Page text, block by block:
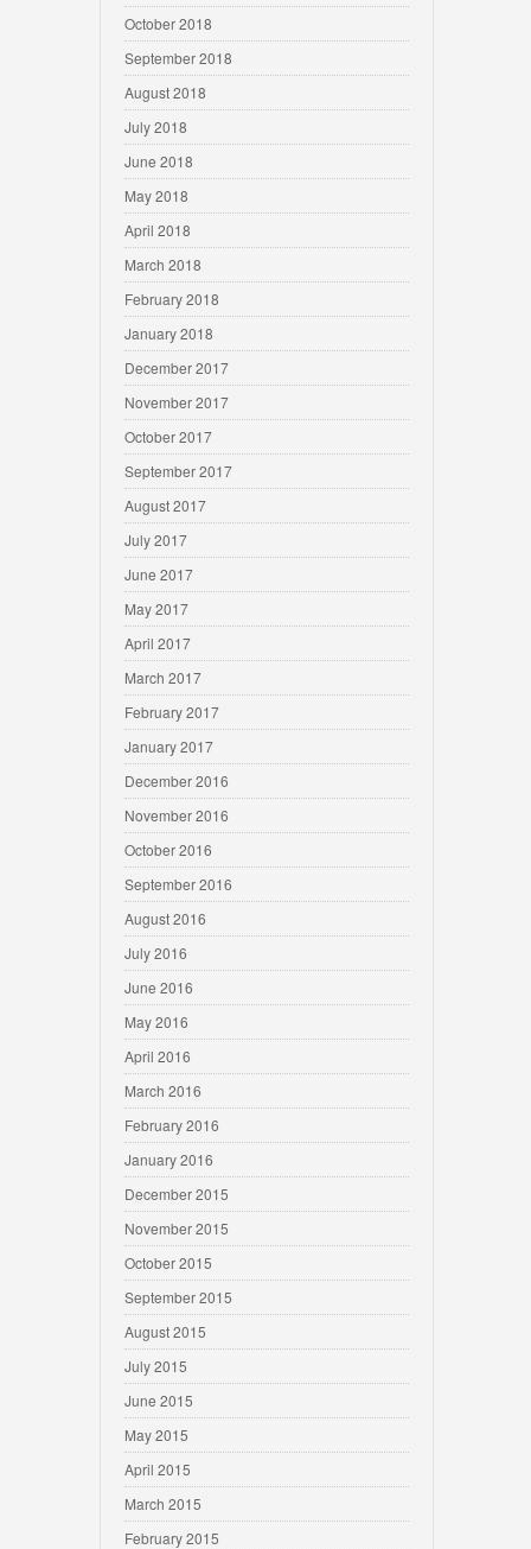
October 2018
September 2018
August 2018
July 2018
June 2018
May 2018
April 2018
March 2018
February 2018
January 2018
December 2017
November 2017
October 2017
September 2017
August 2017
July 2017
June 2017
May 2017
April 2017
March 2017
February 2017
January 2017
December 2016
November 2016
October 2016
September 2016
August 2016
July 2016
June 2016
May 2016
April 2016
March 2016
February 2016
January 2016
December 2015
November 2015
October 2015
September 2015
August 2015
July 2015
June 2015
May 2015
April 2015
March 2015
February 2015